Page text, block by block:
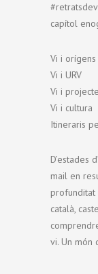
capítol
Vi i orígens
Vi i URV
Vi i
Vi i cultura
Itineraris
D’estades
mail en
profunditat
català,
vi. Un món